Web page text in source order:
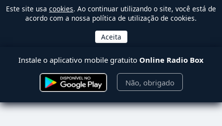
Este site usa cookies. Ao continuar utilizando o site, você está de
acordo com a nossa política de utilização de cookies.
Instale o aplicativo mobile gratuito Online Radio Box
Não, obrigado